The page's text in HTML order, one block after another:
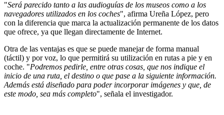
"Será parecido tanto a las audioguías de los museos como a los
navegadores utilizados en los coches", afirma Ureña López, pero
con la diferencia que marca la actualización permanente de los datos
que ofrece, ya que llegan directamente de Internet.
Otra de las ventajas es que se puede manejar de forma manual
(táctil) y por voz, lo que permitirá su utilización en rutas a pie y en
coche. "Podremos pedirle, entre otras cosas, que nos indique el
inicio de una ruta, el destino o que pase a la siguiente información.
Además está diseñado para poder incorporar imágenes y que, de
este modo, sea más completo", señala el investigador.